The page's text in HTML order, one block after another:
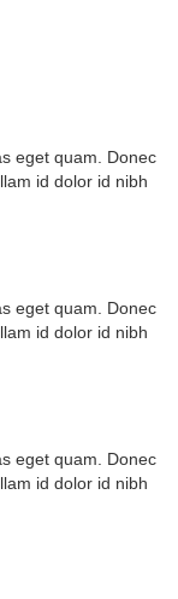
eget quam. Donec
id dolor id nibh
eget quam. Donec
id dolor id nibh
eget quam. Donec
id dolor id nibh